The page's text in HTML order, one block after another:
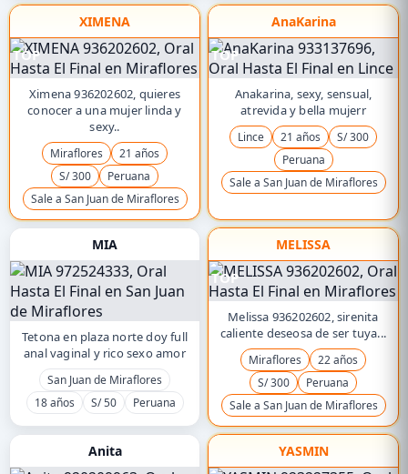
XIMENA
TOP
Ximena 936202602, quieres
conocer a una mujer linda y
sexy..
Miraflores
21 años
S/ 300
Peruana
Sale a San Juan de Miraflores
AnaKarina
TOP
Anakarina, sexy, sensual,
atrevida y bella mujerr
Lince 21 años
S/ 300
Peruana
Sale a San Juan de Miraflores
MIA
Tetona en plaza norte doy full
anal vaginal y rico sexo amor
San Juan de Miraflores
18 años
S/ 50 Peruana
MELISSA
TOP
Melissa 936202602, sirenita
caliente deseosa de ser tuya...
Miraflores
22 años
S/ 300
Peruana
Sale a San Juan de Miraflores
Anita YASMIN